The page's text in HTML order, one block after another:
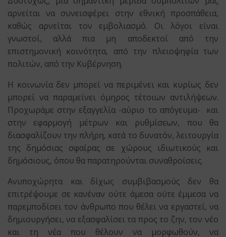
αρνείται να συνεισφέρει στην εθνική προσπάθεια,
καθώς αρνείται τον εμβολιασμό. Οι λόγοι είναι
γνωστοί, αλλά πια μη αποδεκτοί από την
επιστημονική κοινότητα, από την πλειοψηφία των
πολιτών, από την Κυβέρνηση.
Η κοινωνία δεν μπορεί να περιμένει και κυρίως δεν
μπορεί να παραμείνει όμηρος τέτοιων αντιλήψεων.
Προχωράμε στην εξαγγελία -αύριο το απόγευμα- και
στην εφαρμογή μέτρων και ρυθμίσεων, που θα
διασφαλίζουν την πλήρη, κατά το δυνατόν, λειτουργία
της δημόσιας σφαίρας σε χώρους ιδιωτικούς και
δημόσιους, όπου θα παρατηρούνται συναθροίσεις.
Ανυποχώρητα και δίχως συμβιβασμούς δεν θα
επιτρέψουμε σε κανέναν ούτε άμεσα ούτε έμμεσα να
παρεμποδίσει τον άνθρωπο που θέλει να εργαστεί, να
δημιουργήσει, να εξασφαλίσει τα προς το ζην, τον νέο
και τη νέα που θέλουν να μορφωθούν, να